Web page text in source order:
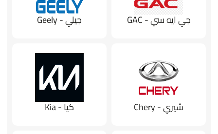
جي ايه سي - GAC جيلي - Geely
شيري - Chery كيا - Kia